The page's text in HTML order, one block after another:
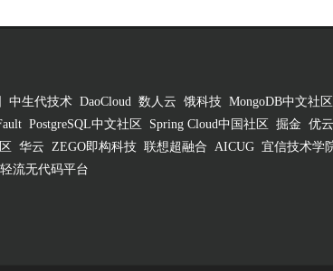
中生代技术 DaoCloud 数人云 饿科技 MongoDB中文社区
PostgreSQL中文社区 Spring Cloud中国社区 掘金 优
华云 ZEGO即构科技 联想超融合 AICUG 宜信技术学
轻流无代码平台